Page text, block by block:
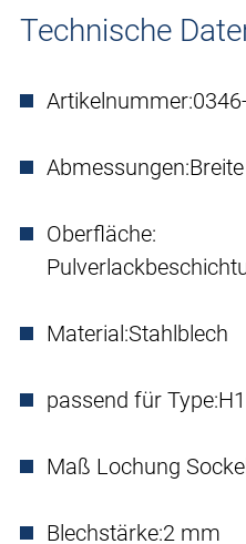
Technische
Artikelnummer:
Abmessungen:
Oberfläche:
Material:Stahlblech
passend für Type:
Maß Lochung
Blechstärke:2 mm